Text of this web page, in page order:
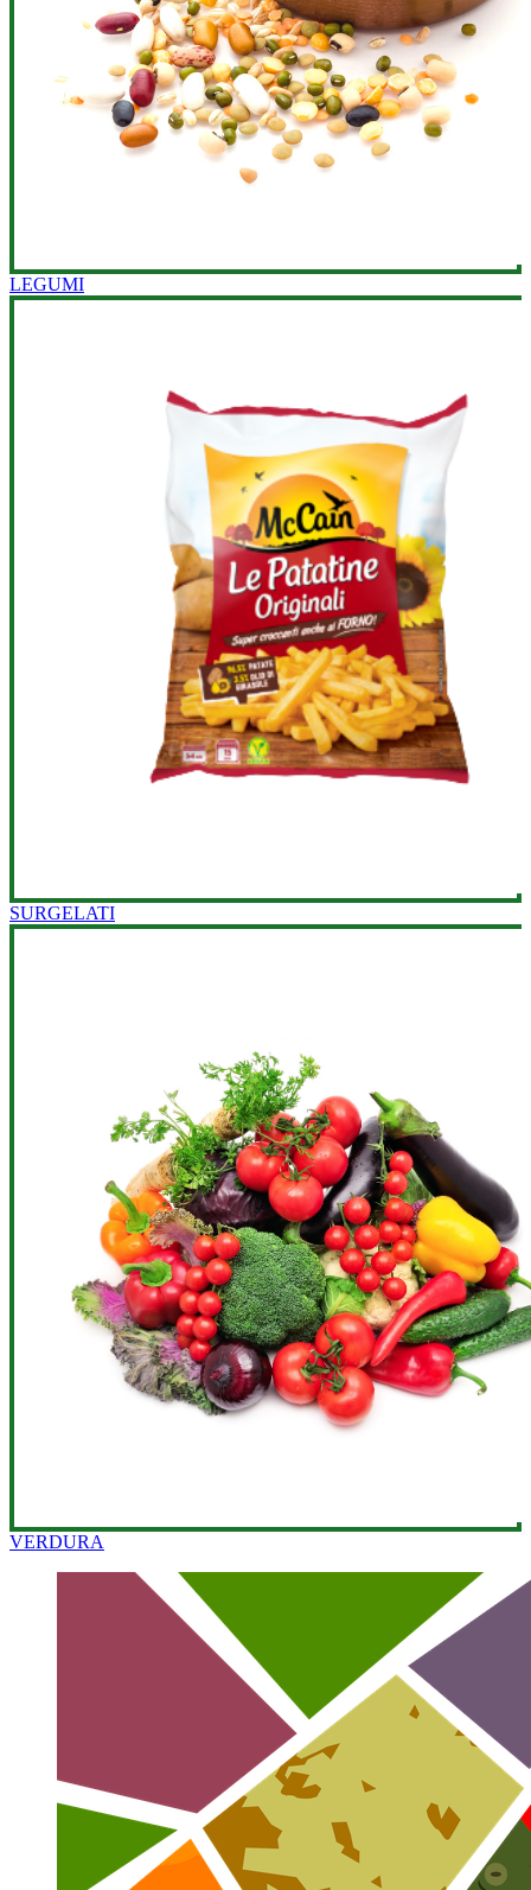
LEGUMI
SURGELATI
VERDURA